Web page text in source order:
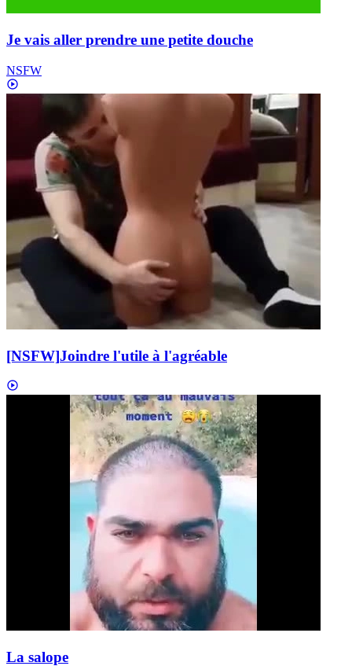
Je vais aller prendre une petite douche
NSFW
[NSFW]Joindre l'utile à l'agréable
La salope